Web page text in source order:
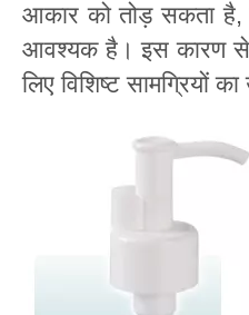
आकार को तोड़ सकता है,
आवश्यक है। इस कारण
लिए विशिष्ट सामग्रियों